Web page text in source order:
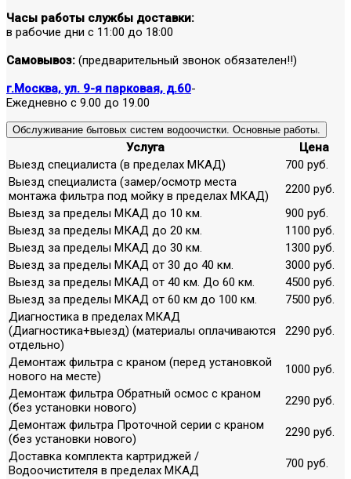
Часы работы службы доставки:
в рабочие дни с 11:00 до 18:00
Самовывоз: (предварительный звонок обязателен!!)
г.Москва, ул. 9-я парковая, д.60-
Ежедневно с 9.00 до 19.00
Обслуживание бытовых систем водоочистки. Основные работы.
Услуга
Цена
Выезд специалиста (в пределах МКАД)
700 руб.
Выезд специалиста (замер/осмотр места
монтажа фильтра под мойку в пределах МКАД)
2200 руб.
Выезд за пределы МКАД до 10 км.
900 руб.
Выезд за пределы МКАД до 20 км.
1100 руб.
Выезд за пределы МКАД до 30 км.
1300 руб.
Выезд за пределы МКАД от 30 до 40 км.
3000 руб.
Выезд за пределы МКАД от 40 км. До 60 км.
4500 руб.
Выезд за пределы МКАД от 60 км до 100 км.
7500 руб.
Диагностика в пределах МКАД
(Диагностика+выезд) (материалы оплачиваются
отдельно)
2290 руб.
Демонтаж фильтра с краном (перед установкой
нового на месте)
1000 руб.
Демонтаж фильтра Обратный осмос с краном
(без установки нового)
2290 руб.
Демонтаж фильтра Проточной серии с краном
(без установки нового)
2290 руб.
Доставка комплекта картриджей /
Водоочистителя в пределах МКАД
700 руб.